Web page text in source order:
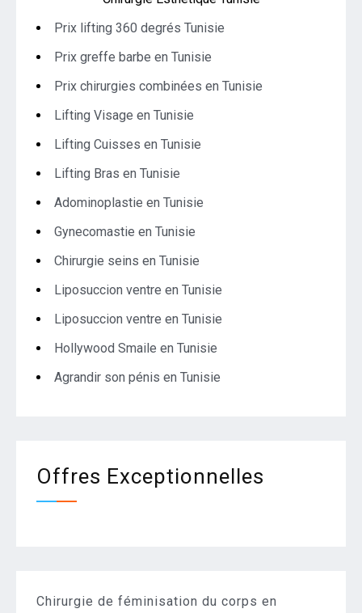
Prix lifting 360 degrés Tunisie
Prix greffe barbe en Tunisie
Prix chirurgies combinées en Tunisie
Lifting Visage en Tunisie
Lifting Cuisses en Tunisie
Lifting Bras en Tunisie
Adominoplastie en Tunisie
Gynecomastie en Tunisie
Chirurgie seins en Tunisie
Liposuccion ventre en Tunisie
Liposuccion ventre en Tunisie
Hollywood Smaile en Tunisie
Agrandir son pénis en Tunisie
Offres Exceptionnelles
Chirurgie de féminisation du corps en